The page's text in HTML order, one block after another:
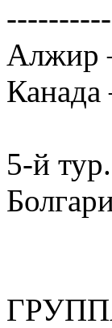
Алжир
Канада
5-й